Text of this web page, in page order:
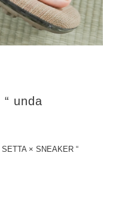
“ unda
× SNEAKER “